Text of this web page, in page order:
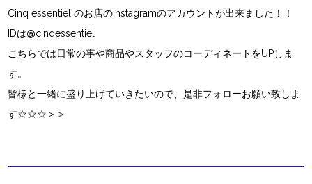
Cinq essentielのお店のinstagramのアカウントが出来ました！！
IDは@cinqessentiel
こちらでは日常の事や商品やスタッフのコーディネートをUPしま
す。
皆様と一緒に盛り上げていきたいので、是非フォローお願い致しま
す☆☆☆＞＞